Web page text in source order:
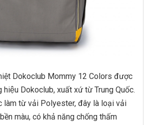
Dokoclub Mommy 12 Colors được
Dokoclub, xuất xứ từ Trung Quốc.
làm từ vải Polyester, đây là loại vải
màu, có khả năng chống thấm